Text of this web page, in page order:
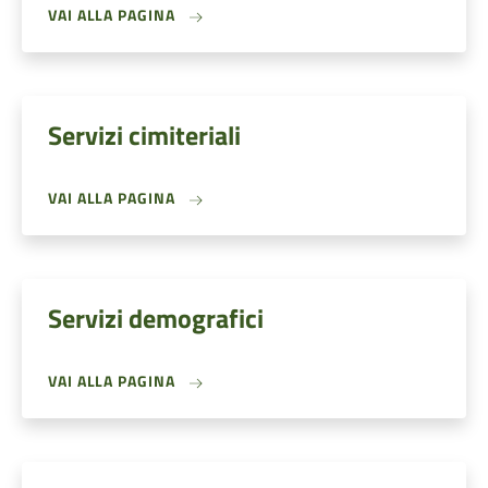
VAI ALLA PAGINA
Servizi cimiteriali
VAI ALLA PAGINA
Servizi demografici
VAI ALLA PAGINA